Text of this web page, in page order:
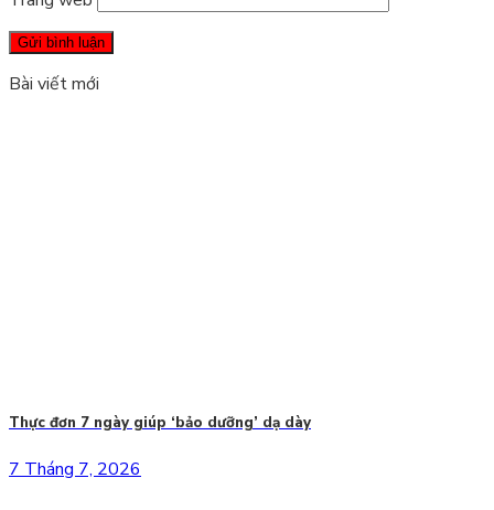
Bài viết mới
Thực đơn 7 ngày giúp ‘bảo dưỡng’ dạ dày
7 Tháng 7, 2026